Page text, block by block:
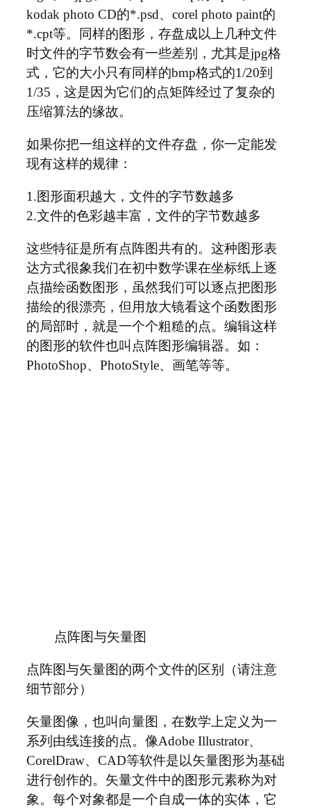
kodak photo CD的*.psd、corel photo paint的
*.cpt等。同样的图形，存盘成以上几种文件
时文件的字节数会有一些差别，尤其是jpg格
式，它的大小只有同样的bmp格式的1/20到
1/35，这是因为它们的点矩阵经过了复杂的
压缩算法的缘故。
如果你把一组这样的文件存盘，你一定能发
现有这样的规律：
1.图形面积越大，文件的字节数越多
2.文件的色彩越丰富，文件的字节数越多
这些特征是所有点阵图共有的。这种图形表
达方式很象我们在初中数学课在坐标纸上逐
点描绘函数图形，虽然我们可以逐点把图形
描绘的很漂亮，但用放大镜看这个函数图形
的局部时，就是一个个粗糙的点。编辑这样
的图形的软件也叫点阵图形编辑器。如：
PhotoShop、PhotoStyle、画笔等等。
点阵图与矢量图
点阵图与矢量图的两个文件的区别（请注意
细节部分）
矢量图像，也叫向量图，在数学上定义为一
系列由线连接的点。像Adobe Illustrator、
CorelDraw、CAD等软件是以矢量图形为基础
进行创作的。矢量文件中的图形元素称为对
象。每个对象都是一个自成一体的实体，它